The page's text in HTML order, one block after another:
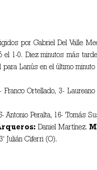
por Gabriel Del Valle
1-0. Diez minutos más
Lanús en el último
Franco Ortellado, 3-
Peralta, 16- Tomás
Daniel Martínez.
Julián Ciferri (O).